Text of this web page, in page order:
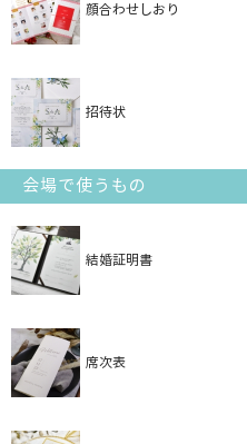
顔合わせしおり
招待状
会場で使うもの
結婚証明書
席次表